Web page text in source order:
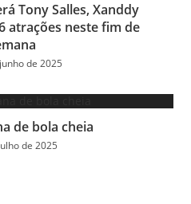
Tony Salles, Xanddy
atrações neste fim de
de 2025
de bola cheia
de 2025